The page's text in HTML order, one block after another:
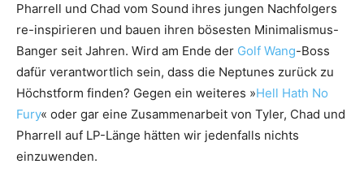
Pharrell und Chad vom Sound ihres jungen Nachfolgers
re-inspirieren und bauen ihren bösesten Minimalismus-
Banger seit Jahren. Wird am Ende der Golf Wang-Boss
dafür verantwortlich sein, dass die Neptunes zurück zu
Höchstform finden? Gegen ein weiteres »Hell Hath No
Fury« oder gar eine Zusammenarbeit von Tyler, Chad und
Pharrell auf LP-Länge hätten wir jedenfalls nichts
einzuwenden.